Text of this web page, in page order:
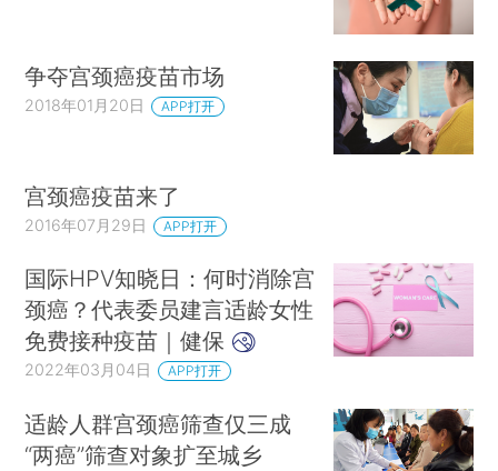
争夺宫颈癌疫苗市场
2018年01月20日 APP打开
宫颈癌疫苗来了
2016年07月29日 APP打开
国际HPV知晓日：何时消除宫
颈癌？代表委员建言适龄女性
免费接种疫苗｜健保
2022年03月04日 APP打开
适龄人群宫颈癌筛查仅三成
“两癌”筛查对象扩至城乡